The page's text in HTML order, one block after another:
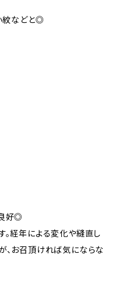
紋などと◎
好◎
。経年による変化や縫直し
、お召頂ければ気にならな